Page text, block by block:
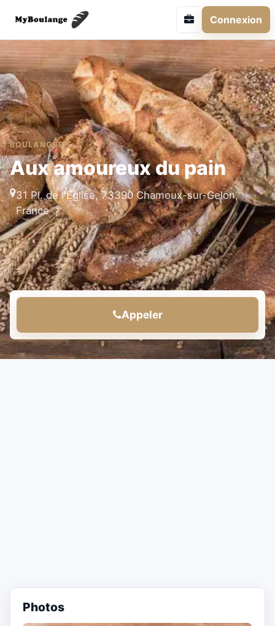
Connexion
BOULANGERIE
Aux amoureux du pain
31 Pl. de l'Église, 73390 Chamoux-sur-Gelon,
France
Appeler
Photos